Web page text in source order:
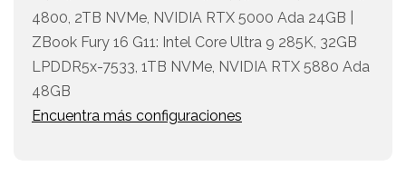
4800, 2TB NVMe, NVIDIA RTX 5000 Ada 24GB |
ZBook Fury 16 G11: Intel Core Ultra 9 285K, 32GB
LPDDR5x-7533, 1TB NVMe, NVIDIA RTX 5880 Ada
48GB
Encuentra más configuraciones